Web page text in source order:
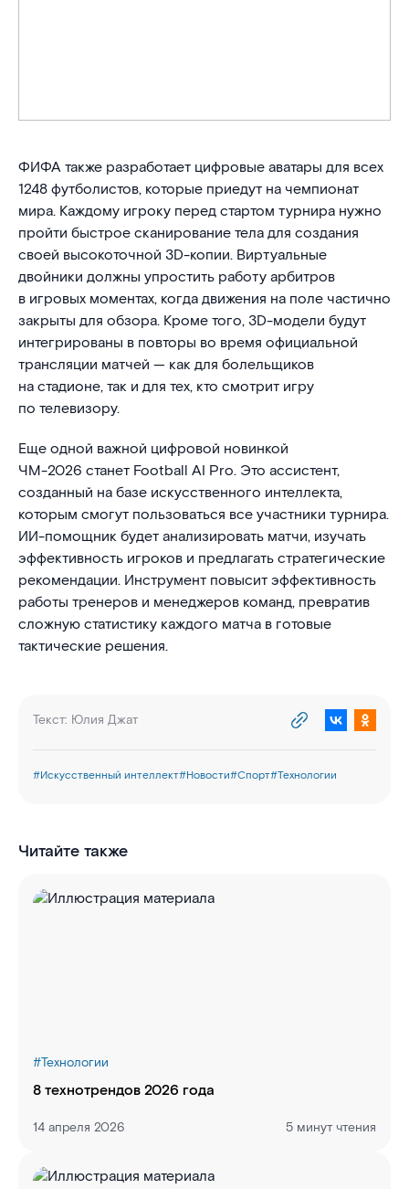
ФИФА также разработает цифровые аватары для всех
1248 футболистов, которые приедут на чемпионат
мира. Каждому игроку перед стартом турнира нужно
пройти быстрое сканирование тела для создания
своей высокоточной 3D-копии. Виртуальные
двойники должны упростить работу арбитров
в игровых моментах, когда движения на поле частично
закрыты для обзора. Кроме того, 3D-модели будут
интегрированы в повторы во время официальной
трансляции матчей — как для болельщиков
на стадионе, так и для тех, кто смотрит игру
по телевизору.
Еще одной важной цифровой новинкой
ЧМ-2026 станет Football AI Pro. Это ассистент,
созданный на базе искусственного интеллекта,
которым смогут пользоваться все участники турнира.
ИИ-помощник будет анализировать матчи, изучать
эффективность игроков и предлагать стратегические
рекомендации. Инструмент повысит эффективность
работы тренеров и менеджеров команд, превратив
сложную статистику каждого матча в готовые
тактические решения.
Текст: Юлия Джат
#Искусственный интеллект#Новости#Спорт#Технологии
Читайте также
#Технологии
8 технотрендов 2026 года
14 апреля 2026 5 минут чтения